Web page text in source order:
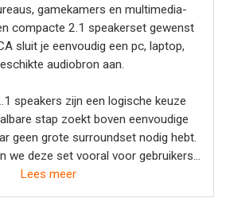
gamekamers en multimedia-
compacte 2.1 speakerset gewenst
sluit je eenvoudig een pc, laptop,
audiobron aan.
speakers zijn een logische keuze
stap zoekt boven eenvoudige
geen grote surroundset nodig hebt.
we deze set vooral voor gebruikers
een aparte subwoofer en eenvoudige
Lees meer